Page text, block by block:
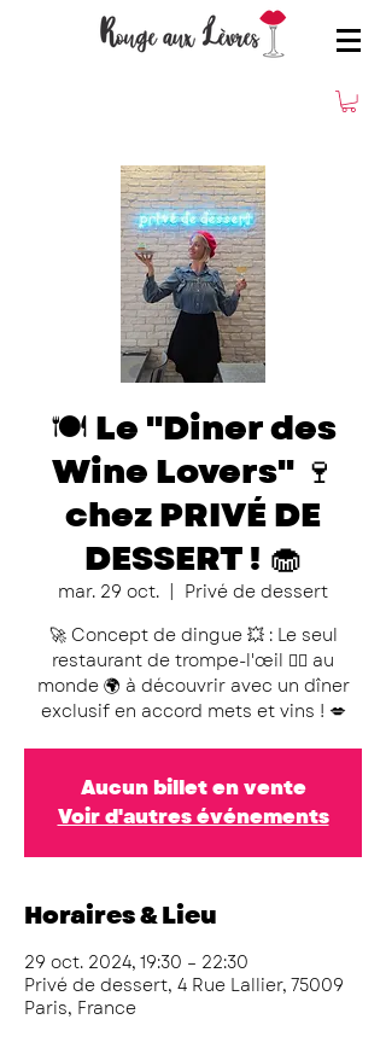
🍽️ Le "Diner des
Wine Lovers" 🍷
chez PRIVÉ DE
DESSERT ! 🧁
mar. 29 oct.
Privé de dessert
🚀 Concept de dingue 💥 : Le seul
restaurant de trompe-l'œil 😵‍💫 au
monde 🌍 à découvrir avec un dîner
exclusif en accord mets et vins ! 💋
Aucun billet en vente
Voir d'autres événements
Horaires & Lieu
29 oct. 2024, 19:30 – 22:30
Privé de dessert, 4 Rue Lallier, 75009
Paris, France